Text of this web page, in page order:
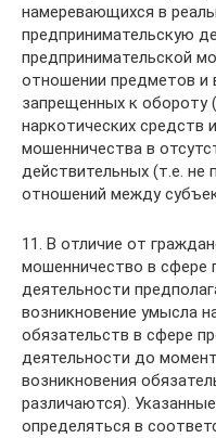
намеревающихся в
предпринимательскую
предпринимательской
отношении предметов и
запрещенных к обороту
наркотических средств
мошенничества в
действительных (т.е.
отношений между
11. В отличие от
мошенничество в сфере
деятельности
возникновение умысла
обязательств в сфере
деятельности до
возникновения
различаются).
определяться в